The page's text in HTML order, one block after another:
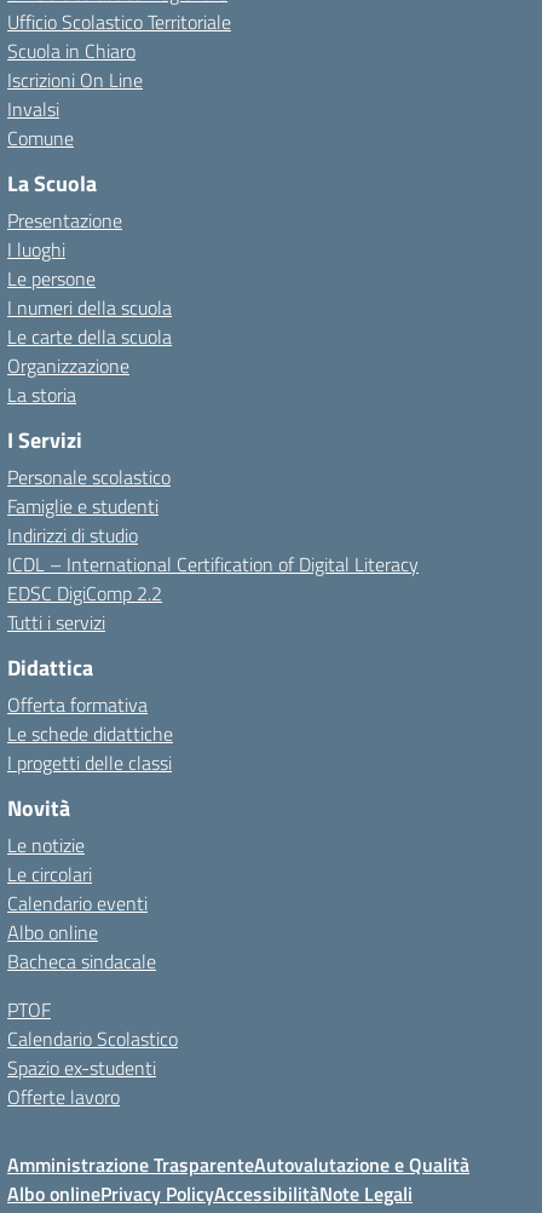
Ufficio Scolastico Territoriale
Scuola in Chiaro
Iscrizioni On Line
Invalsi
Comune
La Scuola
Presentazione
I luoghi
Le persone
I numeri della scuola
Le carte della scuola
Organizzazione
La storia
I Servizi
Personale scolastico
Famiglie e studenti
Indirizzi di studio
ICDL – International Certification of Digital Literacy
EDSC DigiComp 2.2
Tutti i servizi
Didattica
Offerta formativa
Le schede didattiche
I progetti delle classi
Novità
Le notizie
Le circolari
Calendario eventi
Albo online
Bacheca sindacale
PTOF
Calendario Scolastico
Spazio ex-studenti
Offerte lavoro
Amministrazione TrasparenteAutovalutazione e Qualità
Albo onlinePrivacy PolicyAccessibilitàNote Legali